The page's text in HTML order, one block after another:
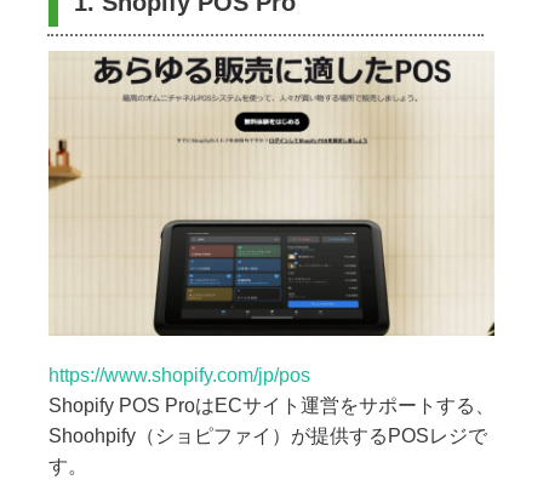
https://www.shopify.com/jp/pos
Shopify POS ProはECサイト運営をサポートする、
Shoohpify（ショピファイ）が提供するPOSレジで
す。